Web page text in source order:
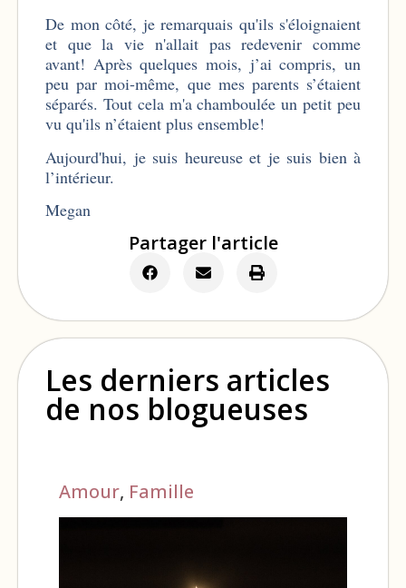
De mon côté, je remarquais qu'ils s'éloignaient
et que la vie n'allait pas redevenir comme
avant! Après quelques mois, j’ai compris, un
peu par moi-même, que mes parents s’étaient
séparés. Tout cela m'a chamboulée un petit peu
vu qu'ils n’étaient plus ensemble!
Aujourd'hui, je suis heureuse et je suis bien à
l’intérieur.
Megan
Partager l'article
Les derniers articles
de nos blogueuses
Amour, Famille